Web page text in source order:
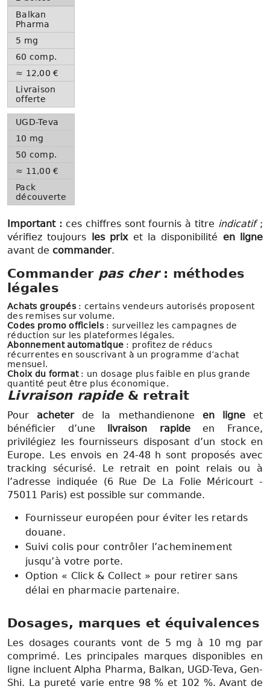
Balkan
Pharma
5 mg
60 comp.
≈ 12,00 €
Livraison
offerte
UGD-Teva
10 mg
50 comp.
≈ 11,00 €
Pack
découverte
Important :ces chiffres sont fournis à titre indicatif;
vérifiez toujours les prixet la disponibilité en ligne
avant de commander.
Commander pas cher: méthodes
légales
Achats groupés: certains vendeurs autorisés proposent
des remises sur volume.
Codes promo officiels: surveillez les campagnes de
réduction sur les plateformes légales.
Abonnement automatique : profitez de réducs
récurrentes en souscrivant à un programme d’achat
mensuel.
Choix du format: un dosage plus faible en plus grande
quantité peut être plus économique.
Livraison rapide& retrait
Pour acheterde la methandienone en ligneet
bénéficier d’une livraison rapideen France,
privilégiez les fournisseurs disposant d’un stock en
Europe. Les envois en 24-48 h sont proposés avec
tracking sécurisé. Le retrait en point relais ou à
l’adresse indiquée (6 Rue De La Folie Méricourt -
75011 Paris) est possible sur commande.
Fournisseur européen pour éviter les retards
douane.
Suivi colis pour contrôler l’acheminement
jusqu’à votre porte.
Option « Click & Collect » pour retirer sans
délai en pharmacie partenaire.
Dosages, marques et équivalences
Les dosages courants vont de 5 mg à 10 mg par
comprimé. Les principales marques disponibles en
ligne incluent Alpha Pharma, Balkan, UGD-Teva, Gen-
Shi. La pureté varie entre 98 % et 102 %. Avant de